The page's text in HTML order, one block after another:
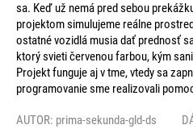
sa. Keď už nemá pred sebou
projektom simulujeme reálne
ostatné vozidlá musia dať prednosť
ktorý svieti červenou farbou, kým
Projekt funguje aj v tme, vtedy sa
programovanie sme realizovali
AUTOR: prima-sekunda-gld-ds